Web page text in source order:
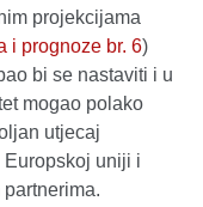
projekcijama
i prognoze br. 6)
bi se nastaviti i u
mogao polako
utjecaj
uniji i